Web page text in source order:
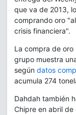
que va de 2013,
comprando oro
crisis financiera".
La compra de
grupo muestra
según datos
acumula 274
Dahdah también
Chipre en abril